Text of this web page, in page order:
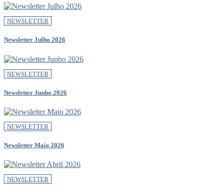
NEWSLETTER
Newsletter Julho 2026
NEWSLETTER
Newsletter Junho 2026
NEWSLETTER
Newsletter Maio 2026
NEWSLETTER